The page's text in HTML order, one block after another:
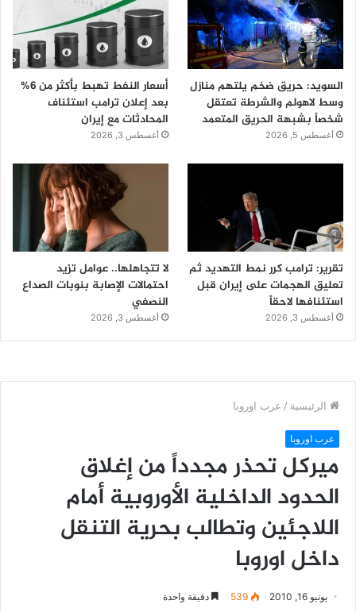
السويد: حريق ضخم يلتهم منازل
وسط لاهولم والشرطة تعتقل
شخصاً بشبهة الحريق المتعمد
أغسطس 5, 2026
أسعار النفط تهبط بأكثر من 6%
بعد إعلان ترامب استئناف
المحادثات مع إيران
أغسطس 3, 2026
تقرير: ترامب كرر نمط التهديد ثم
تعليق الهجمات على إيران قبل
استئنافها لاحقاً
أغسطس 3, 2026
لا تتجاهلها.. عوامل تزيد
احتمالات الإصابة بنوبات الصداع
النصفي
أغسطس 3, 2026